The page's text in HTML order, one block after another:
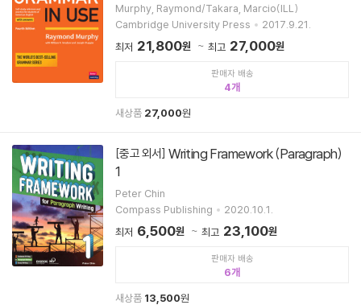
Murphy, Raymond/Takara, Marcio(ILL)
Cambridge University Press
2017.9.21.
최저 21,800원 최고 27,000원
판매자 배송
4
새상품 27,000원
[중고 외서] Writing Framework (Paragraph)
1
Peter Chin
Compass Publishing
2020.10.1.
최저 6,500원 최고 23,100원
판매자 배송
6
새상품 13,500원